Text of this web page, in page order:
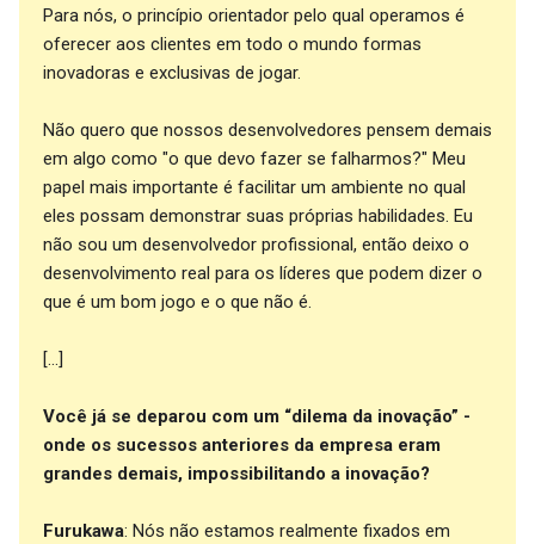
Para nós, o princípio orientador pelo qual operamos é
oferecer aos clientes em todo o mundo formas
inovadoras e exclusivas de jogar.
Não quero que nossos desenvolvedores pensem demais
em algo como "o que devo fazer se falharmos?" Meu
papel mais importante é facilitar um ambiente no qual
eles possam demonstrar suas próprias habilidades. Eu
não sou um desenvolvedor profissional, então deixo o
desenvolvimento real para os líderes que podem dizer o
que é um bom jogo e o que não é.
[...]
Você já se deparou com um “dilema da inovação” -
onde os sucessos anteriores da empresa eram
grandes demais, impossibilitando a inovação?
Furukawa: Nós não estamos realmente fixados em